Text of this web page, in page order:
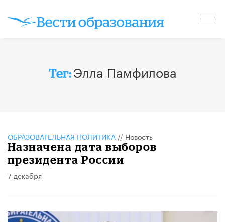
Тег:Элла Памфилова
ОБРАЗОВАТЕЛЬНАЯ ПОЛИТИКА // Новость
Назначена дата выборов
президента России
7 декабря